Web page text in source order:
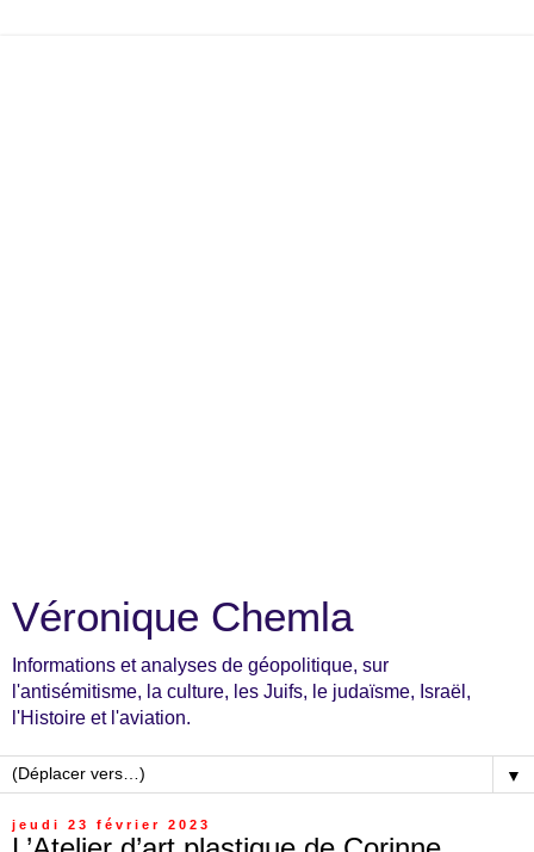
Véronique Chemla
Informations et analyses de géopolitique, sur
l'antisémitisme, la culture, les Juifs, le judaïsme, Israël,
l'Histoire et l'aviation.
▼
jeudi 23 février 2023